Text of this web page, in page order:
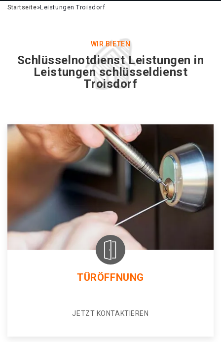
Startseite»Leistungen Troisdorf
WIR BIETEN
Schlüsselnotdienst Leistungen in
Leistungen schlüsseldienst
Troisdorf
TÜRÖFFNUNG
JETZT KONTAKTIEREN